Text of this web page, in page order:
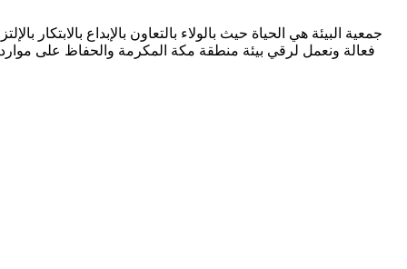
جمعية البيئة هي الحياة حيث بالولاء بالتعاون بالإبداع
فعالة ونعمل لرقي بيئة منطقة مكة المكرمة والحفاظ على